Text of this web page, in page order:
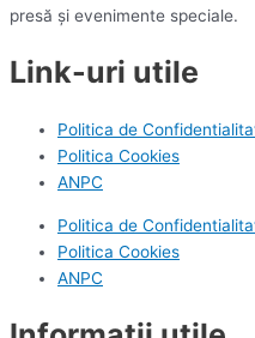
presă și evenimente speciale.
Link-uri utile
Politica de
Politica Cookies
ANPC
Politica de
Politica Cookies
ANPC